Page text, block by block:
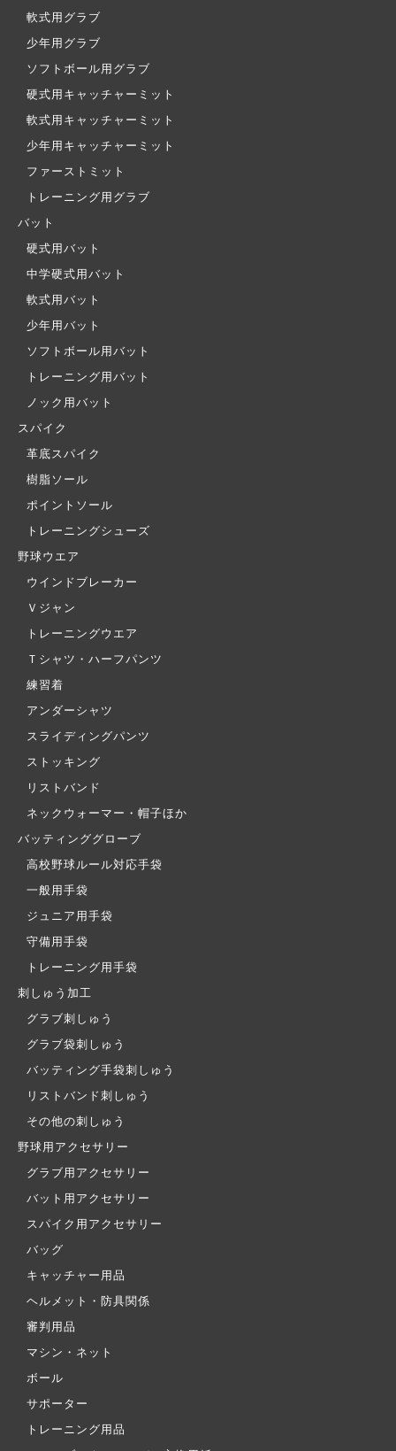
軟式用グラブ
少年用グラブ
ソフトボール用グラブ
硬式用キャッチャーミット
軟式用キャッチャーミット
少年用キャッチャーミット
ファーストミット
トレーニング用グラブ
バット
硬式用バット
中学硬式用バット
軟式用バット
少年用バット
ソフトボール用バット
トレーニング用バット
ノック用バット
スパイク
革底スパイク
樹脂ソール
ポイントソール
トレーニングシューズ
野球ウエア
ウインドブレーカー
Ｖジャン
トレーニングウエア
Ｔシャツ・ハーフパンツ
練習着
アンダーシャツ
スライディングパンツ
ストッキング
リストバンド
ネックウォーマー・帽子ほか
バッティンググローブ
高校野球ルール対応手袋
一般用手袋
ジュニア用手袋
守備用手袋
トレーニング用手袋
刺しゅう加工
グラブ刺しゅう
グラブ袋刺しゅう
バッティング手袋刺しゅう
リストバンド刺しゅう
その他の刺しゅう
野球用アクセサリー
グラブ用アクセサリー
バット用アクセサリー
スパイク用アクセサリー
バッグ
キャッチャー用品
ヘルメット・防具関係
審判用品
マシン・ネット
ボール
サポーター
トレーニング用品